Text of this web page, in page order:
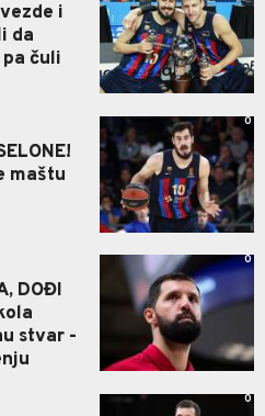
i
da
čuli
maštu
0
DOĐI
stvar -
0
0